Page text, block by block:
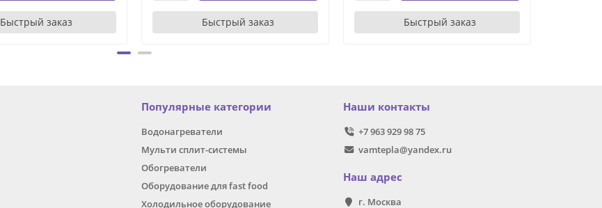
Быстрый заказ Быстрый заказ Быстрый заказ
Популярные категории
Водонагреватели
Мульти сплит-системы
Обогреватели
Оборудование для fast food
Холодильное оборудование
Наши контакты
+7 963 929 98 75
vamtepla@yandex.ru
Наш адрес
г. Москва